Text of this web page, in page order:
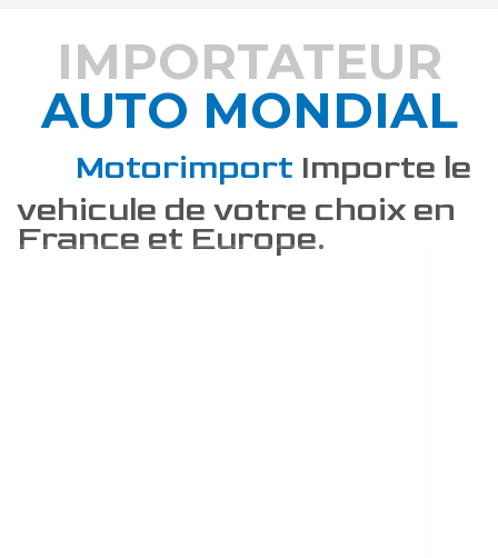
DÉCOUVREZ COMMENT
IMPORTATEUR
AUTO MONDIAL
Motorimport Importe le
vehicule de votre choix en
France et Europe.